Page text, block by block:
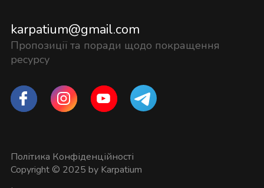
karpatium@gmail.com
Пропозиції та поради щодо покращення
ресурсу
Політика Конфіденційності
Copyright © 2025 by Karpatium